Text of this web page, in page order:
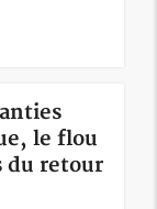
le flou
du retour